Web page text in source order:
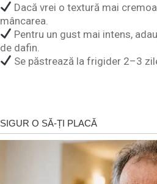
Dacă vrei o textură mai
mâncarea.
Pentru un gust mai intens,
de dafin.
Se păstrează la frigider 2–3